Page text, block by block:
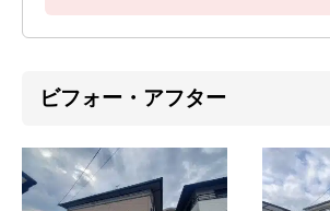
ビフォー・アフター